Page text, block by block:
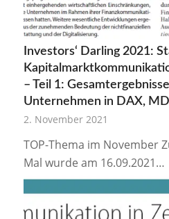
Investors‘ Darling 2021:
– Teil 1:
Unternehmen in DAX,
2. November 2021
TOP-Thema im November
Mal wurde am 16.09.2021…